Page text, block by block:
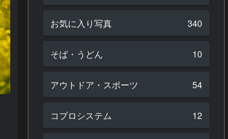
お気に入り写真 340
そば・うどん 10
アウトドア・スポーツ 54
コプロシステム 12